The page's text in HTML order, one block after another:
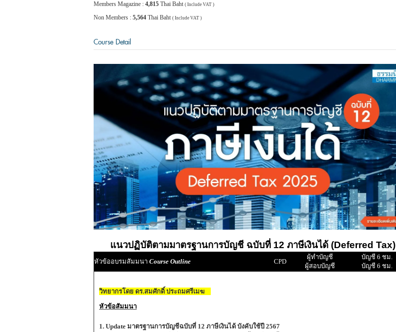
Members Magazine : 4,815 Thai Baht ( Include VAT )
Non Members : 5,564 Thai Baht ( Include VAT )
Course Detail
แนวปฏิบัติตามมาตรฐานการบัญชี ฉบับที่ 12 ภาษีเงินได้ (Deferred Tax)
หัวข้ออบรมสัมมนา Course Outline CPD
ผู้ทำบัญชี
บัญชี 6 ชม.
ผู้สอบบัญชี
บัญชี 6 ชม.
วิทยากรโดย ดร.สมศักดิ์ ประถมศรีเมฆ
หัวข้อสัมมนา
1. Update มาตรฐานการบัญชีฉบับที่ 12 ภาษีเงินได้ บังคับใช้ปี 2567